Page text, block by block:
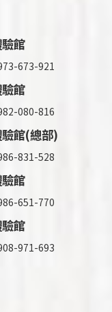
館
673-921
館
080-816
館(總部)
831-528
館
651-770
館
971-693